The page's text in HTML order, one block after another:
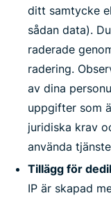
ditt samtycke
sådan data).
raderade
radering.
av dina
uppgifter som
juridiska krav
använda
Tillägg för
IP är skapad